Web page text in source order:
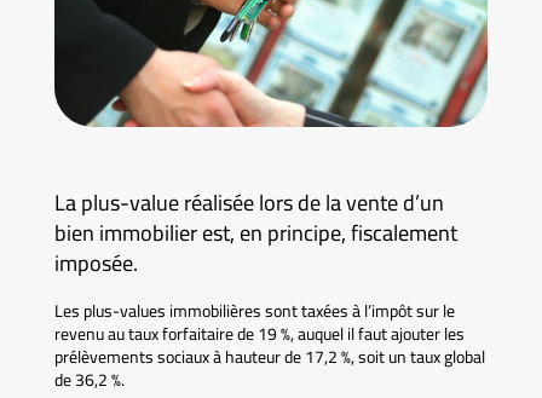
La plus-value réalisée lors de la vente d’un
bien immobilier est, en principe, fiscalement
imposée.
Les plus-values immobilières sont taxées à l’impôt sur le
revenu au taux forfaitaire de 19 %, auquel il faut ajouter les
prélèvements sociaux à hauteur de 17,2 %, soit un taux global
de 36,2 %.